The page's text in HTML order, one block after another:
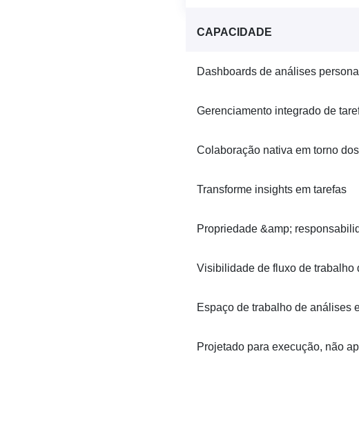
CAPACIDADE
Dashboards de análises
Gerenciamento integrado de
Colaboração nativa em torno
Transforme insights em tarefas
Propriedade &amp;
Visibilidade de fluxo de trabalho
Espaço de trabalho de análises
Projetado para execução, não